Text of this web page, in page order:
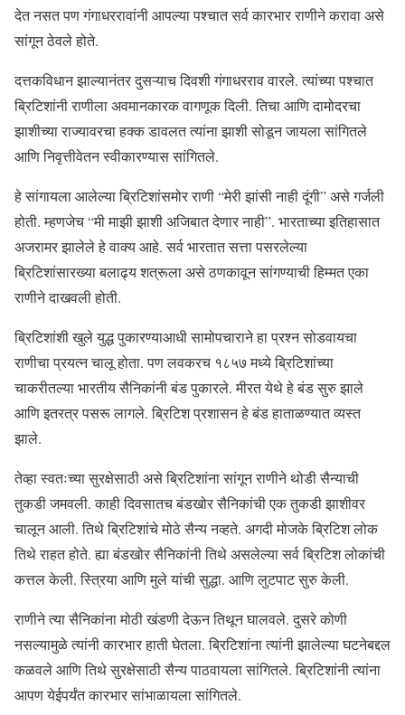
देत नसत पण गंगाधररावांनी आपल्या पश्चात सर्व कारभार राणीने करावा असे
सांगून ठेवले होते.
दत्तकविधान झाल्यानंतर दुसऱ्याच दिवशी गंगाधरराव वारले. त्यांच्या पश्चात
ब्रिटिशांनी राणीला अवमानकारक वागणूक दिली. तिचा आणि दामोदरचा
झाशीच्या राज्यावरचा हक्क डावलत त्यांना झाशी सोडून जायला सांगितले
आणि निवृत्तीवेतन स्वीकारण्यास सांगितले.
हे सांगायला आलेल्या ब्रिटिशांसमोर राणी “मेरी झांसी नाही दूंगी” असे गर्जली
होती. म्हणजेच “मी माझी झाशी अजिबात देणार नाही”. भारताच्या इतिहासात
अजरामर झालेले हे वाक्य आहे. सर्व भारतात सत्ता पसरलेल्या
ब्रिटिशांसारख्या बलाढ्य शत्रूला असे ठणकावून सांगण्याची हिम्मत एका
राणीने दाखवली होती.
ब्रिटिशांशी खुले युद्ध पुकारण्याआधी सामोपचाराने हा प्रश्न सोडवायचा
राणीचा प्रयत्न चालू होता. पण लवकरच १८५७ मध्ये ब्रिटिशांच्या
चाकरीतल्या भारतीय सैनिकांनी बंड पुकारले. मीरत येथे हे बंड सुरु झाले
आणि इतरत्र पसरू लागले. ब्रिटिश प्रशासन हे बंड हाताळण्यात व्यस्त
झाले.
तेव्हा स्वतःच्या सुरक्षेसाठी असे ब्रिटिशांना सांगून राणीने थोडी सैन्याची
तुकडी जमवली. काही दिवसातच बंडखोर सैनिकांची एक तुकडी झाशीवर
चालून आली. तिथे ब्रिटिशांचे मोठे सैन्य नव्हते. अगदी मोजके ब्रिटिश लोक
तिथे राहत होते. ह्या बंडखोर सैनिकांनी तिथे असलेल्या सर्व ब्रिटिश लोकांची
कत्तल केली. स्त्रिया आणि मुले यांची सुद्धा. आणि लुटपाट सुरु केली.
राणीने त्या सैनिकांना मोठी खंडणी देऊन तिथून घालवले. दुसरे कोणी
नसल्यामुळे त्यांनी कारभार हाती घेतला. ब्रिटिशांना त्यांनी झालेल्या घटनेबद्दल
कळवले आणि तिथे सुरक्षेसाठी सैन्य पाठवायला सांगितले. ब्रिटिशांनी त्यांना
आपण येईपर्यंत कारभार सांभाळायला सांगितले.